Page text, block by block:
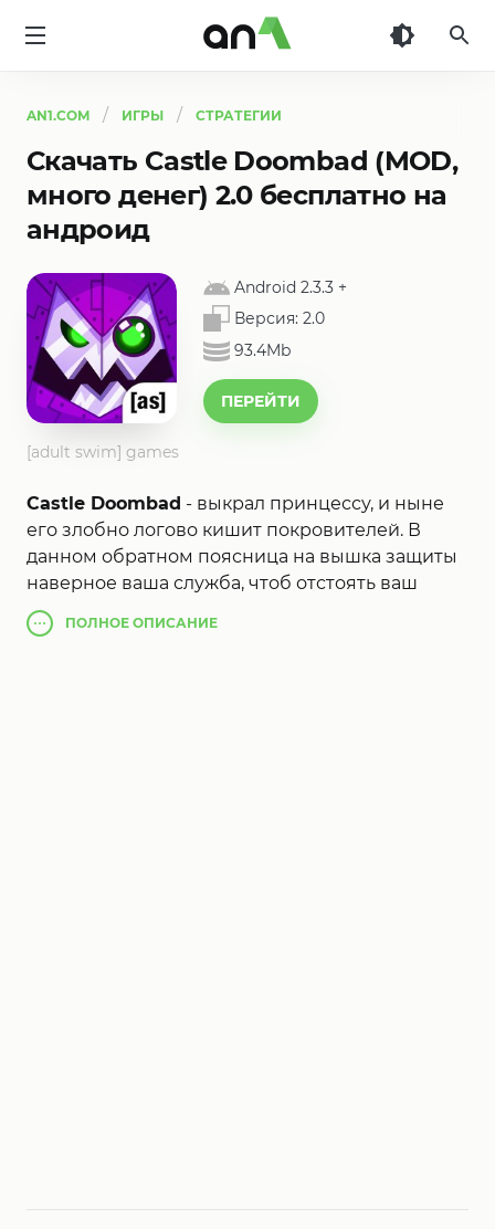
AN1.COM ИГРЫ СТРАТЕГИИ
Скачать Castle Doombad (MOD,
много денег) 2.0 бесплатно на
андроид
Android 2.3.3 +
Версия: 2.0
93.4Mb
ПЕРЕЙТИ
[adult swim] games
Castle Doombad - выкрал принцессу, и ныне
его злобно логово кишит покровителей. В
данном обратном поясница на вышка защиты
наверное ваша служба, чтоб отстоять ваш
терем торф из героев, пытающихся избавить
состояние. Просмотр собственный домен от
ПОЛНОЕ ОПИСАНИЕ